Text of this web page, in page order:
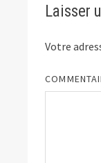
Laisser
Votre